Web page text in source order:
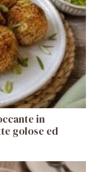
in
golose ed